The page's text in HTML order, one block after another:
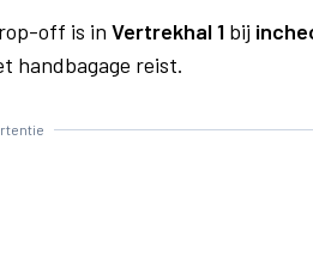
off is in Vertrekhal 1 bij
handbagage reist.